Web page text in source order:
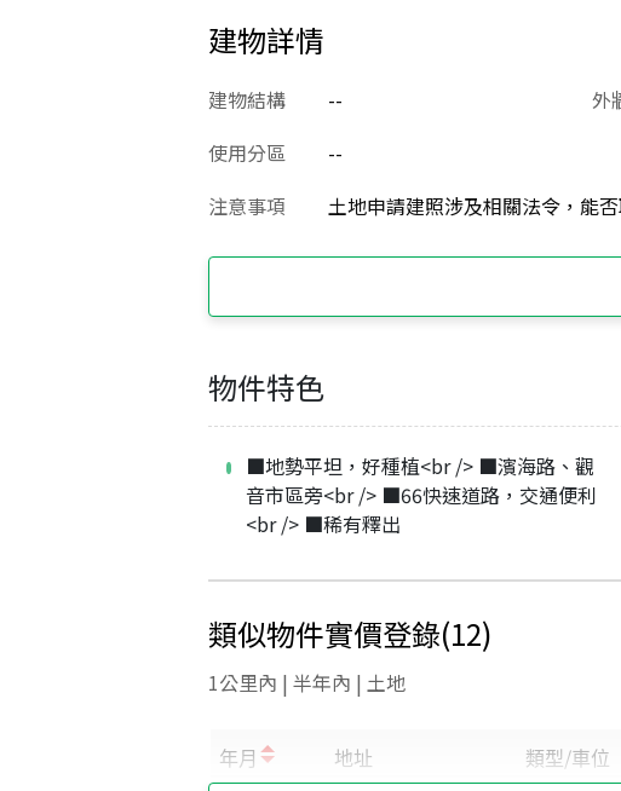
建物詳情
建物結構 -- 外
使用分區
--
注意事項
土地申請建照涉及相關法令，能
物件特色
■地勢平坦，好種植<br /> ■濱海路、觀
音市區旁<br /> ■66快速道路，交通便利
<br /> ■稀有釋出
類似物件實價登錄(12)
1公里內 | 半年內 | 土地